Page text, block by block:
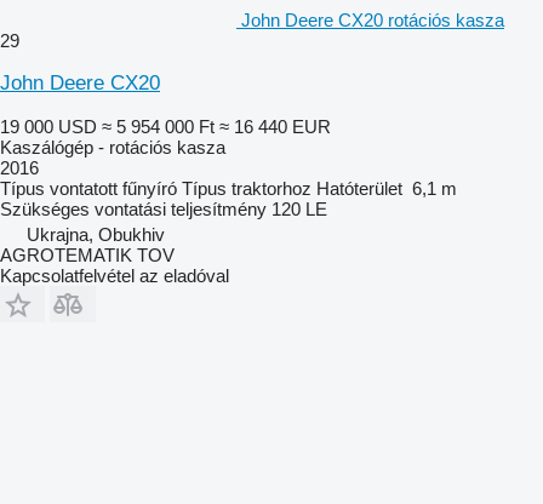
John Deere CX20 rotációs kasza
29
John Deere CX20
19 000 USD ≈ 5 954 000 Ft ≈ 16 440 EUR
Kaszálógép - rotációs kasza
2016
Típus vontatott fűnyíró Típus traktorhoz Hatóterület 6,1 m
Szükséges vontatási teljesítmény 120 LE
Ukrajna, Obukhiv
AGROTEMATIK TOV
Kapcsolatfelvétel az eladóval